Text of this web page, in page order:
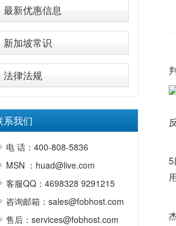
最新优惠信息
新加坡常识
法律法规
系我们
电 话：400-808-5836
MSN ：huad@live.com
客服QQ：4698328 9291215
咨询邮箱：sales@fobhost.com
售后：services@fobhost.com
5